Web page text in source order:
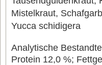
Mistelkraut,
Yucca schidigera
Analytische
Protein 12,0 %;